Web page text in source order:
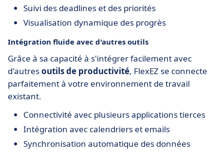
Suivi des deadlines et des priorités
Visualisation dynamique des progrès
Intégration fluide avec d'autres outils
Grâce à sa capacité à s'intégrer facilement avec
d'autresoutils de productivité, FlexEZ se connecte
parfaitement à votre environnement de travail
existant.
Connectivité avec plusieurs applications tierces
Intégration avec calendriers et emails
Synchronisation automatique des données